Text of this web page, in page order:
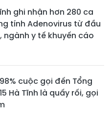
ghi nhận hơn 280 ca
tính Adenovirus từ đầu
ngành y tế khuyến cáo
cuộc gọi đến Tổng
Hà Tĩnh là quấy rối, gọi